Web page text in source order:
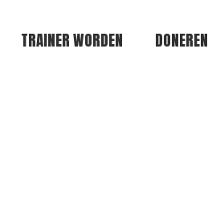
TRAINER WORDEN DONEREN